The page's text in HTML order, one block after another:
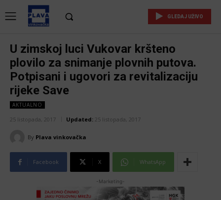
GLEDAJ UŽIVO
U zimskoj luci Vukovar kršteno
plovilo za snimanje plovnih putova.
Potpisani i ugovori za revitalizaciju
rijeke Save
AKTUALNO
25 listopada, 2017 Updated: 25 listopada, 2017
By Plava vinkovačka
Facebook X WhatsApp
-Marketing-